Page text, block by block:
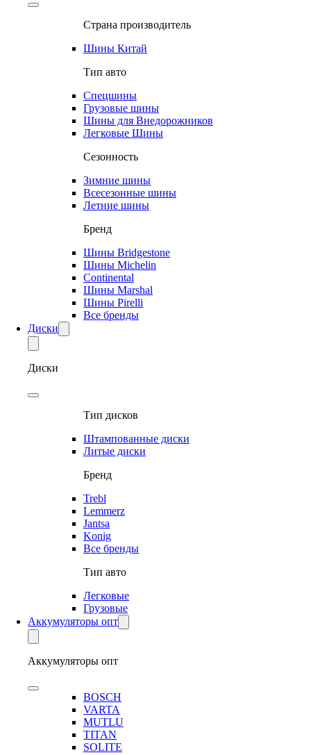
Страна производитель
Шины Китай
Тип авто
Спецшины
Грузовые шины
Шины для Внедорожников
Легковые Шины
Сезонность
Зимние шины
Всесезонные шины
Летние шины
Бренд
Шины Bridgestone
Шины Michelin
Continental
Шины Marshal
Шины Pirelli
Все бренды
Диски
Диски
Тип дисков
Штампованные диски
Литые диски
Бренд
Trebl
Lemmerz
Jantsa
Konig
Все бренды
Тип авто
Легковые
Грузовые
Аккумуляторы опт
Аккумуляторы опт
BOSCH
VARTA
MUTLU
TITAN
SOLITE